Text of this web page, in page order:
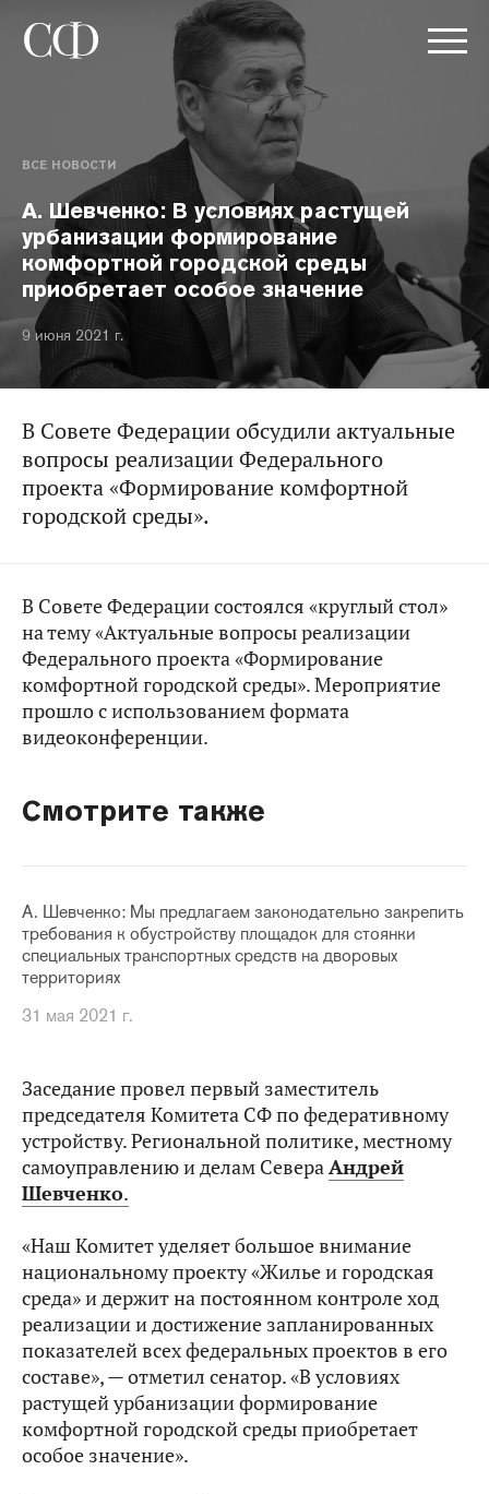
ВСЕ НОВОСТИ
А. Шевченко: В условиях растущей
урбанизации формирование
комфортной городской среды
приобретает особое значение
9 июня 2021 г.
В Совете Федерации обсудили актуальные
вопросы реализации Федерального
проекта «Формирование комфортной
городской среды».
В Совете Федерации состоялся «круглый стол»
на тему «Актуальные вопросы реализации
Федерального проекта «Формирование
комфортной городской среды». Мероприятие
прошло с использованием формата
видеоконференции.
Смотрите также
А. Шевченко: Мы предлагаем законодательно закрепить
требования к обустройству площадок для стоянки
специальных транспортных средств на дворовых
территориях
31 мая 2021 г.
Заседание провел первый заместитель
председателя Комитета СФ по федеративному
устройству. Региональной политике, местному
самоуправлению и делам СевераАндрей
Шевченко.
«Наш Комитет уделяет большое внимание
национальному проекту «Жилье и городская
среда» и держит на постоянном контроле ход
реализации и достижение запланированных
показателей всех федеральных проектов в его
составе», — отметил сенатор. «В условиях
растущей урбанизации формирование
комфортной городской среды приобретает
особое значение».